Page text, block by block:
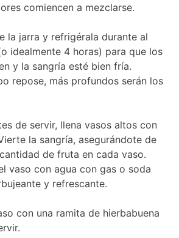
comiencen a mezclarse.
la jarra y refrigérala durante al
idealmente 4 horas) para que los
y la sangría esté bien fría.
repose, más profundos serán los
de servir, llena vasos altos con
la sangría, asegurándote de
de fruta en cada vaso.
vaso con agua con gas o soda
y refrescante.
con una ramita de hierbabuena